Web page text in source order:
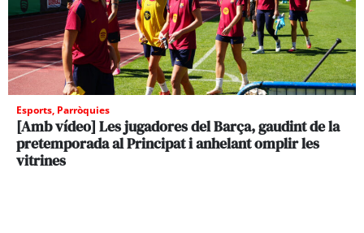
Esports, Parròquies
[Amb vídeo] Les jugadores del Barça, gaudint de la
pretemporada al Principat i anhelant omplir les
vitrines